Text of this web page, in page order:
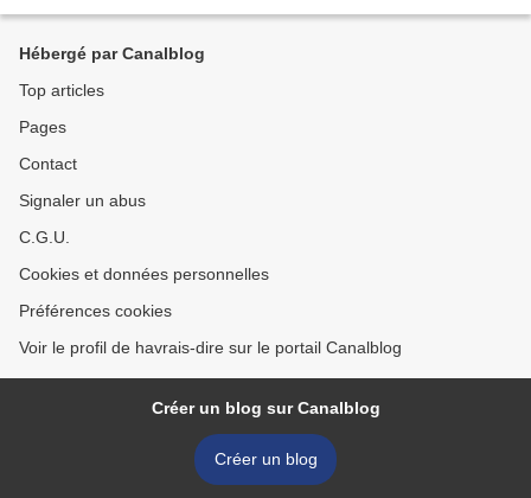
Hébergé par Canalblog
Top articles
Pages
Contact
Signaler un abus
C.G.U.
Cookies et données personnelles
Préférences cookies
Voir le profil de havrais-dire sur le portail Canalblog
Créer un blog sur Canalblog
Créer un blog